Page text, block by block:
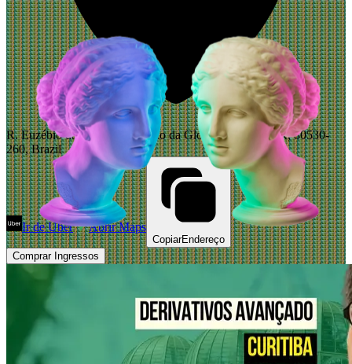
R. Euzébio da Motta, 400 - Alto da Glória, Curitiba - PR, 80530-
260, Brazil
Ir de Uber Abrir Maps
CopiarEndereço
Comprar Ingressos